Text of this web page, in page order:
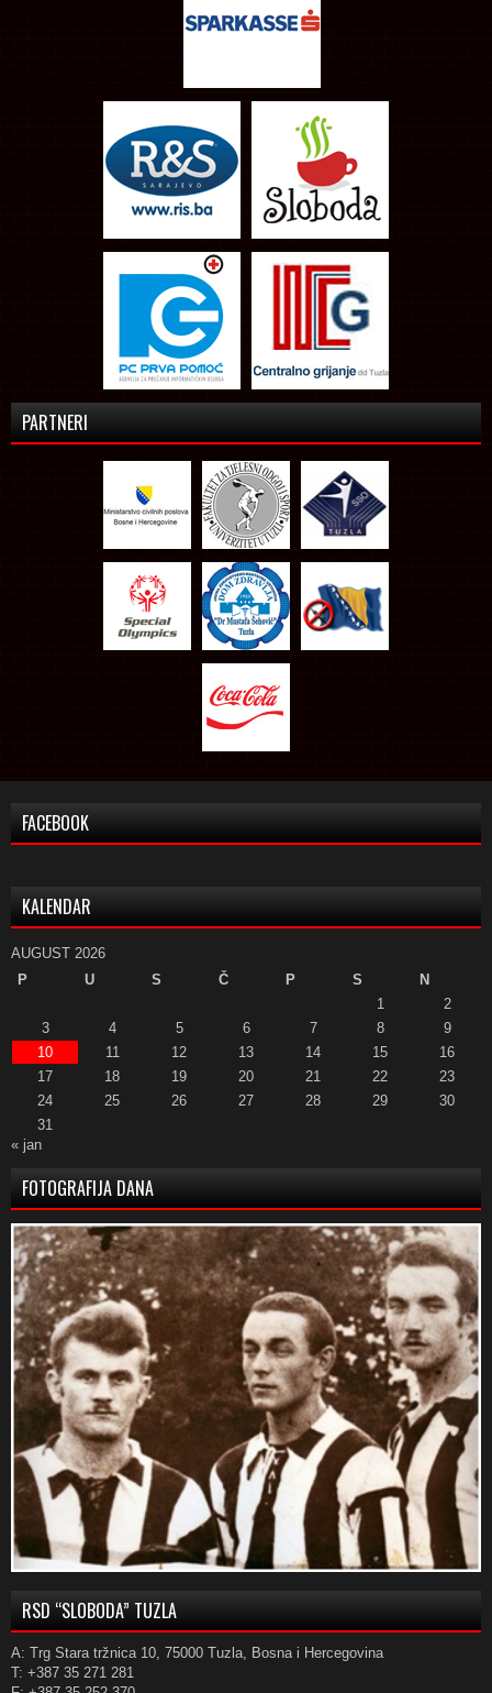
PARTNERI
FACEBOOK
KALENDAR
AUGUST 2026
P
U S Č P S
N
1
2
3
4 5 6 7 8
9
10
11 12 13 14 15
16
17
18 19 20 21 22
23
24
25 26 27 28 29
30
31
« jan
FOTOGRAFIJA DANA
RSD “SLOBODA” TUZLA
A: Trg Stara tržnica 10, 75000 Tuzla, Bosna i Hercegovina
T: +387 35 271 281